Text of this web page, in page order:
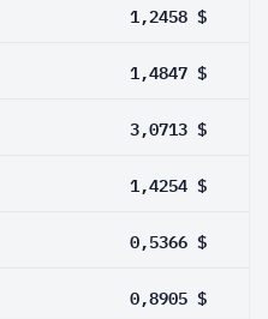
1,2458 $
1,4847 $
3,0713 $
1,4254 $
0,5366 $
0,8905 $